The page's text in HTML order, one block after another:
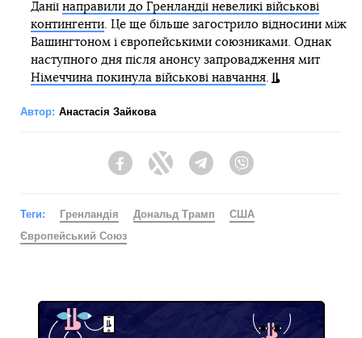
Данії направили до Гренландії невеликі військові
контингенти. Це ще більше загострило відносини між
Вашингтоном і європейськими союзниками. Однак
наступного дня після анонсу запровадження мит
Німеччина покинула військові навчання.
Автор: Анастасія Зайкова
FacebookTwitter Telegram
Теги: Гренландія Дональд Трамп
США
Європейський Союз